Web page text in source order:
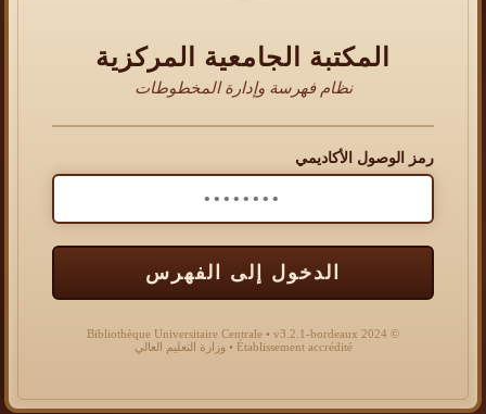
المكتبة الجامعية المركزية
نظام فهرسة وإدارة المخطوطات
رمز الوصول الأكاديمي
الدخول إلى الفهرس
© 2024 Bibliothèque Universitaire Centrale • v3.2.1-bordeaux
Établissement accrédité • وزارة التعليم العالي